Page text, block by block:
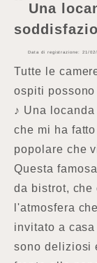
Una
Data di registrazione: 21/
Tutte le
ospiti
♪ Una
che mi ha
popolare che
Questa
da bistrot, che
l'atmosfera
invitato a
sono deliziosi